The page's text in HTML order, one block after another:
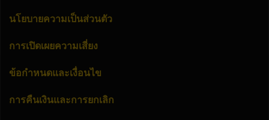
นโยบายความเป็นส่วนตัว
การเปิดเผยความเสี่ยง
ข้อกำหนดและเงื่อนไข
การคืนเงินและการยกเลิก